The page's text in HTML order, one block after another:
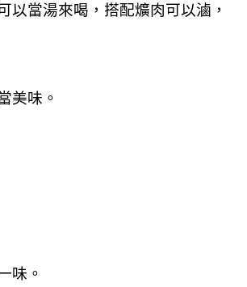
當湯來喝，搭配爌肉可以滷，
美味。
味。